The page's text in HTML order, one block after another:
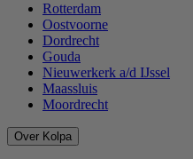
Rotterdam
Oostvoorne
Dordrecht
Gouda
Nieuwerkerk a/d IJssel
Maassluis
Moordrecht
Over Kolpa